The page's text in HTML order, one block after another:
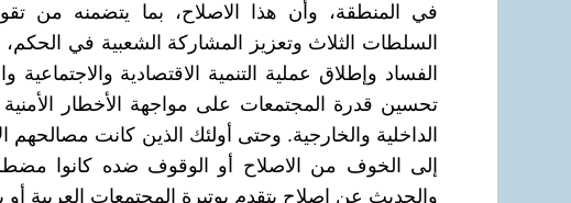
في المنطقة، وأن هذا الاصلاح، بما يتضمنه من
السلطات الثلاث وتعزيز المشاركة الشعبية في
الفساد وإطلاق عملية التنمية الاقتصادية والاجتماعية
تحسين قدرة المجتمعات على مواجهة الأخطار
الداخلية والخارجية. وحتى أولئك الذين كانت مصالحهم
إلى الخوف من الاصلاح أو الوقوف ضده كانوا
والحديث عن إصلاح يتقدم بوتيرة المجتمعات العربية أو